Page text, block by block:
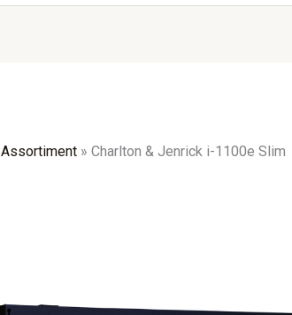
Assortiment» Charlton & Jenrick i-1100e Slim